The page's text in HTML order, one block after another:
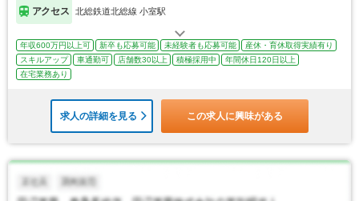
アクセス 北総鉄道北総線 小室駅
年収600万円以上可 新卒も応募可能 未経験者も応募可能
産休・育休取得実績有り
スキルアップ
車通勤可 店舗数30以上 積極採用中
年間休日120日以上
在宅業務あり
求人の詳細を見る この求人に興味がある